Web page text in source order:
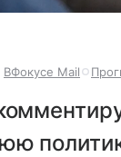
ВФокусе Mail